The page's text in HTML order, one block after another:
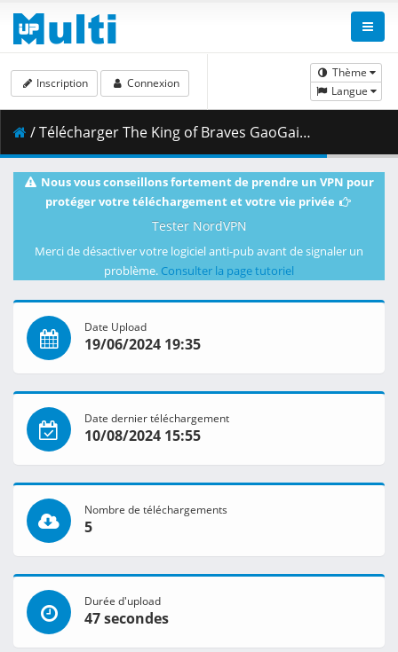
Thème
Langue
Inscription Connexion
/ Télécharger The King of Braves GaoGaiGar Final S02E07 Super Brave Apocalypse.mkv.003 ( 406.11 MB )
Nous vous conseillons fortement de prendre un VPN pour
protéger votre téléchargement et votre vie privée
Tester NordVPN
Merci de désactiver votre logiciel anti-pub avant de signaler un
problème. Consulter la page tutoriel
Date Upload
19/06/2024 19:35
Date dernier téléchargement
10/08/2024 15:55
Nombre de téléchargements
5
Durée d'upload
47 secondes